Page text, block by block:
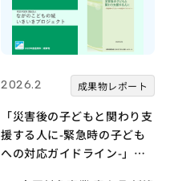
2026.2 成果物レポート
「災害後の子どもと関わり支
援する人に-緊急時の子ども
への対応ガイドライン-」｜